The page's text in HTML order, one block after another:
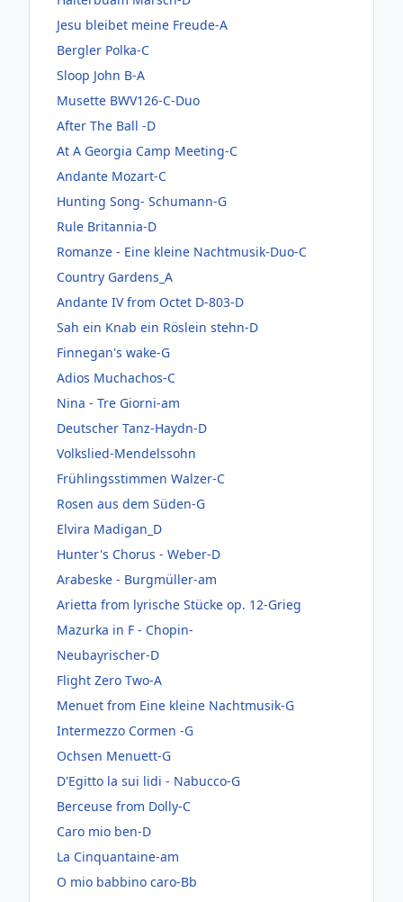
Jesu bleibet meine Freude-A
Bergler Polka-C
Sloop John B-A
Musette BWV126-C-Duo
After The Ball -D
At A Georgia Camp Meeting-C
Andante Mozart-C
Hunting Song- Schumann-G
Rule Britannia-D
Romanze - Eine kleine Nachtmusik-Duo-C
Country Gardens_A
Andante IV from Octet D-803-D
Sah ein Knab ein Röslein stehn-D
Finnegan's wake-G
Adios Muchachos-C
Nina - Tre Giorni-am
Deutscher Tanz-Haydn-D
Volkslied-Mendelssohn
Frühlingsstimmen Walzer-C
Rosen aus dem Süden-G
Elvira Madigan_D
Hunter's Chorus - Weber-D
Arabeske - Burgmüller-am
Arietta from lyrische Stücke op. 12-Grieg
Mazurka in F - Chopin-
Neubayrischer-D
Flight Zero Two-A
Menuet from Eine kleine Nachtmusik-G
Intermezzo Cormen -G
Ochsen Menuett-G
D'Egitto la sui lidi - Nabucco-G
Berceuse from Dolly-C
Caro mio ben-D
La Cinquantaine-am
O mio babbino caro-Bb